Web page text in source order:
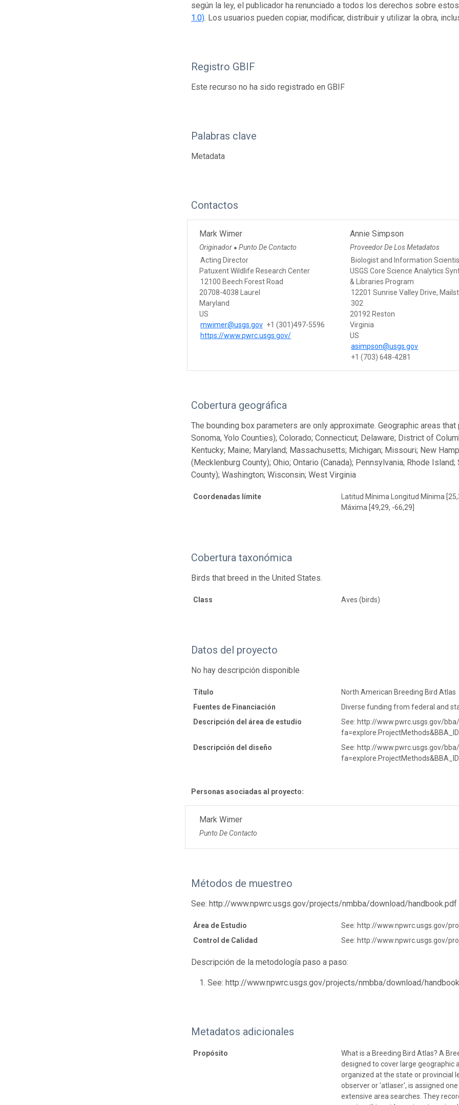
según la ley, el publicador ha renunciado a todos los derechos sobre
1.0). Los usuarios pueden copiar, modificar, distribuir y utilizar la obra,
Registro GBIF
Este recurso no ha sido registrado en GBIF
Palabras clave
Metadata
Contactos
Mark Wimer
Originador ● Punto De Contacto
Acting Director
Patuxent Wildlife Research Center
12100 Beech Forest Road
20708-4038 Laurel
Maryland
US
mwimer@usgs.gov +1 (301)497-5596
https://www.pwrc.usgs.gov/
Annie Simpson
Proveedor De Los Metadatos
Biologist and Information
USGS Core Science Analytics
& Libraries Program
12201 Sunrise Valley Drive,
302
20192 Reston
Virginia
US
asimpson@usgs.gov
+1 (703) 648-4281
Cobertura geográfica
The bounding box parameters are only approximate. Geographic areas
Sonoma, Yolo Counties); Colorado; Connecticut; Delaware; District of
Kentucky; Maine; Maryland; Massachusetts; Michigan; Missouri; New
(Mecklenburg County); Ohio; Ontario (Canada); Pennsylvania; Rhode
County); Washington; Wisconsin; West Virginia
Coordenadas límite
Latitud Mínima Longitud Mínima
Máxima [49,29, -66,29]
Cobertura taxonómica
Birds that breed in the United States.
Class Aves (birds)
Datos del proyecto
No hay descripción disponible
Título
North American Breeding Bird Atlas
Fuentes de Financiación
Diverse funding from federal and
Descripción del área de estudio
See: http://www.pwrc.usgs.gov/
Descripción del diseño
See: http://www.pwrc.usgs.gov/
Personas asociadas al proyecto:
Mark Wimer
Punto De Contacto
Métodos de muestreo
See: http://www.npwrc.usgs.gov/projects/nmbba/download/handbook.pdf
Área de Estudio
See: http://www.npwrc.usgs.gov/
Control de Calidad
See: http://www.npwrc.usgs.gov/
Descripción de la metodología paso a paso:
See: http://www.npwrc.usgs.gov/projects/nmbba/download/
Metadatos adicionales
Propósito
What is a Breeding Bird Atlas? A
designed to cover large geographic
organized at the state or provincial
observer or 'atlaser', is assigned
extensive area searches. They